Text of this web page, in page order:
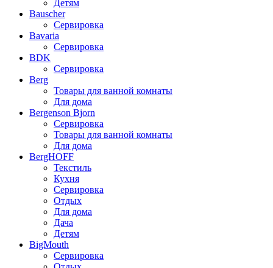
Детям
Bauscher
Сервировка
Bavaria
Сервировка
BDK
Сервировка
Berg
Товары для ванной комнаты
Для дома
Bergenson Bjorn
Сервировка
Товары для ванной комнаты
Для дома
BergHOFF
Текстиль
Кухня
Сервировка
Отдых
Для дома
Дача
Детям
BigMouth
Сервировка